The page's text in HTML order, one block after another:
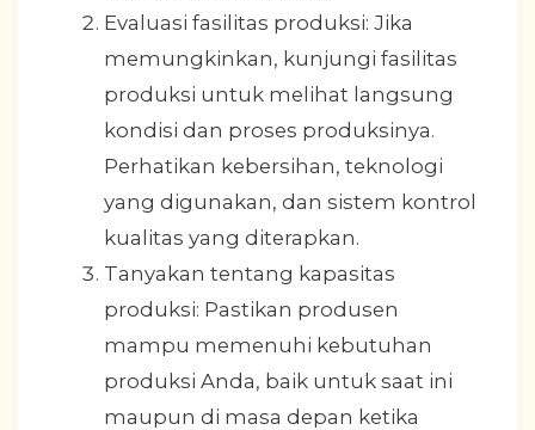
Evaluasi fasilitas produksi: Jika
memungkinkan, kunjungi fasilitas
produksi untuk melihat langsung
kondisi dan proses produksinya.
Perhatikan kebersihan, teknologi
yang digunakan, dan sistem kontrol
kualitas yang diterapkan.
Tanyakan tentang kapasitas
produksi: Pastikan produsen
mampu memenuhi kebutuhan
produksi Anda, baik untuk saat ini
maupun di masa depan ketika